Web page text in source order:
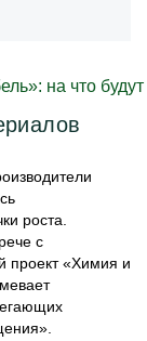
роста.
с
проект «Химия и